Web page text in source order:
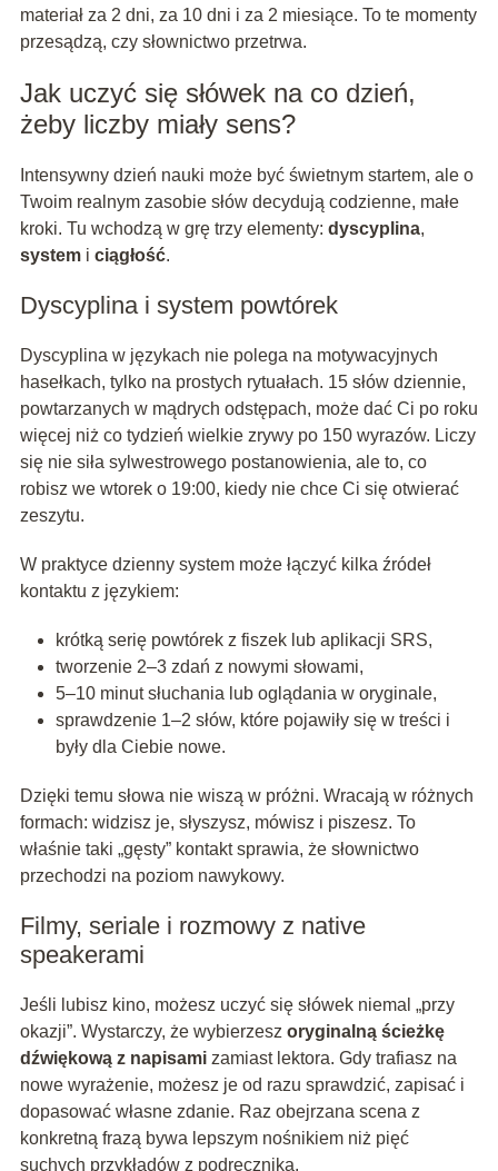
materiał za 2 dni, za 10 dni i za 2 miesiące. To te momenty
przesądzą, czy słownictwo przetrwa.
Jak uczyć się słówek na co dzień,
żeby liczby miały sens?
Intensywny dzień nauki może być świetnym startem, ale o
Twoim realnym zasobie słów decydują codzienne, małe
kroki. Tu wchodzą w grę trzy elementy: dyscyplina,
systemi ciągłość.
Dyscyplina i system powtórek
Dyscyplina w językach nie polega na motywacyjnych
hasełkach, tylko na prostych rytuałach. 15 słów dziennie,
powtarzanych w mądrych odstępach, może dać Ci po roku
więcej niż co tydzień wielkie zrywy po 150 wyrazów. Liczy
się nie siła sylwestrowego postanowienia, ale to, co
robisz we wtorek o 19:00, kiedy nie chce Ci się otwierać
zeszytu.
W praktyce dzienny system może łączyć kilka źródeł
kontaktu z językiem:
krótką serię powtórek z fiszek lub aplikacji SRS,
tworzenie 2–3 zdań z nowymi słowami,
5–10 minut słuchania lub oglądania w oryginale,
sprawdzenie 1–2 słów, które pojawiły się w treści i
były dla Ciebie nowe.
Dzięki temu słowa nie wiszą w próżni. Wracają w różnych
formach: widzisz je, słyszysz, mówisz i piszesz. To
właśnie taki „gęsty” kontakt sprawia, że słownictwo
przechodzi na poziom nawykowy.
Filmy, seriale i rozmowy z native
speakerami
Jeśli lubisz kino, możesz uczyć się słówek niemal „przy
okazji”. Wystarczy, że wybierzesz oryginalną ścieżkę
dźwiękową z napisamizamiast lektora. Gdy trafiasz na
nowe wyrażenie, możesz je od razu sprawdzić, zapisać i
dopasować własne zdanie. Raz obejrzana scena z
konkretną frazą bywa lepszym nośnikiem niż pięć
suchych przykładów z podręcznika.